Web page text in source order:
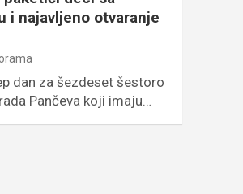
i najavljeno otvaranje
dan za šezdeset šestoro
Pančeva koji imaju…